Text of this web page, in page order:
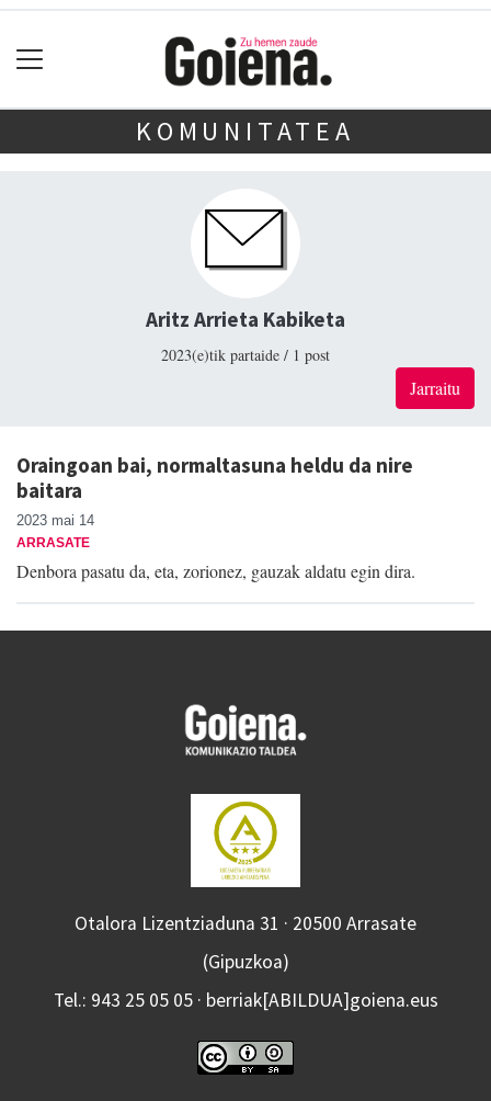
KOMUNITATEA
Aritz Arrieta Kabiketa
2023(e)tik partaide / 1 post
Jarraitu
Oraingoan bai, normaltasuna heldu da nire
baitara
2023 mai 14
ARRASATE
Denbora pasatu da, eta, zorionez, gauzak aldatu egin dira.
Otalora Lizentziaduna 31 · 20500 Arrasate
(Gipuzkoa)
Tel.: 943 25 05 05 · berriak[ABILDUA]goiena.eus